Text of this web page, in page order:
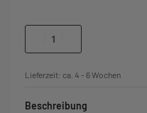
Lieferzeit: ca. 4 - 6 Wochen
Beschreibung